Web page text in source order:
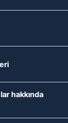
hakkında